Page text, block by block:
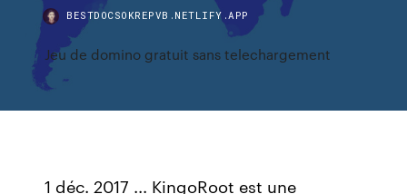
BESTDOCSOKREPVB.NETLIFY.APP
Jeu de domino gratuit sans telechargement
1 déc. 2017 ... KingoRoot est une